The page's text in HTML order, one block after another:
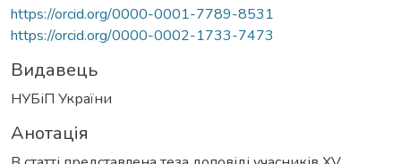
https://orcid.org/0000-0001-7789-8531
https://orcid.org/0000-0002-1733-7473
Видавець
НУБіП України
Анотація